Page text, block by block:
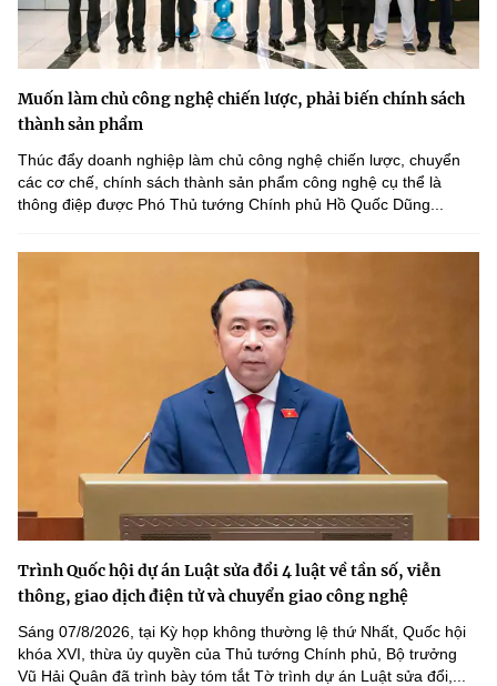
Muốn làm chủ công nghệ chiến lược, phải biến chính sách
thành sản phẩm
Thúc đẩy doanh nghiệp làm chủ công nghệ chiến lược, chuyển
các cơ chế, chính sách thành sản phẩm công nghệ cụ thể là
thông điệp được Phó Thủ tướng Chính phủ Hồ Quốc Dũng...
Trình Quốc hội dự án Luật sửa đổi 4 luật về tần số, viễn
thông, giao dịch điện tử và chuyển giao công nghệ
Sáng 07/8/2026, tại Kỳ họp không thường lệ thứ Nhất, Quốc hội
khóa XVI, thừa ủy quyền của Thủ tướng Chính phủ, Bộ trưởng
Vũ Hải Quân đã trình bày tóm tắt Tờ trình dự án Luật sửa đổi,...